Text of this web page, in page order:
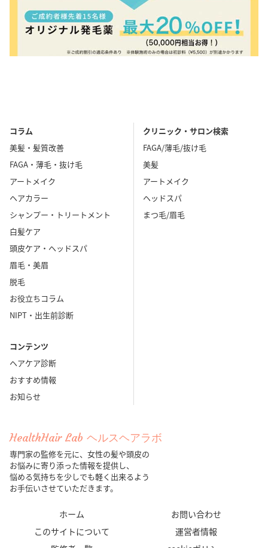
コラム
美髪・髪質改善
FAGA・薄毛・抜け毛
アートメイク
ヘアカラー
シャンプー・トリートメント
白髪ケア
頭皮ケア・ヘッドスパ
眉毛・美眉
脱毛
お役立ちコラム
NIPT・出生前診断
コンテンツ
ヘアケア診断
おすすめ情報
お知らせ
クリニック・サロン検索
FAGA/薄毛/抜け毛
美髪
アートメイク
ヘッドスパ
まつ毛/眉毛
HealthHair Lab ヘルスヘアラボ
専門家の監修を元に、女性の髪や頭皮の
お悩みに寄り添った情報を提供し、
悩める気持ちを少しでも軽く出来るよう
お手伝いさせていただきます。
ホーム
お問い合わせ
このサイトについて
運営者情報